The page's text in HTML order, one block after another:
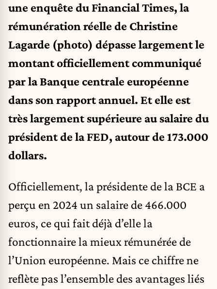
une enquête du Financial Times, la
rémunération réelle de Christine
Lagarde (photo) dépasse largement le
montant officiellement communiqué
par la Banque centrale européenne
dans son rapport annuel. Et elle est
très largement supérieure au salaire du
président de la FED, autour de 173.000
dollars.
Officiellement, la présidente de la BCE a
perçu en 2024 un salaire de 466.000
euros, ce qui fait déjà d’elle la
fonctionnaire la mieux rémunérée de
l’Union européenne. Mais ce chiffre ne
reflète pas l’ensemble des avantages liés